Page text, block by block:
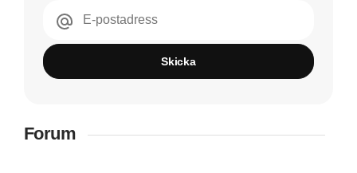
E-postadress
Skicka
Forum